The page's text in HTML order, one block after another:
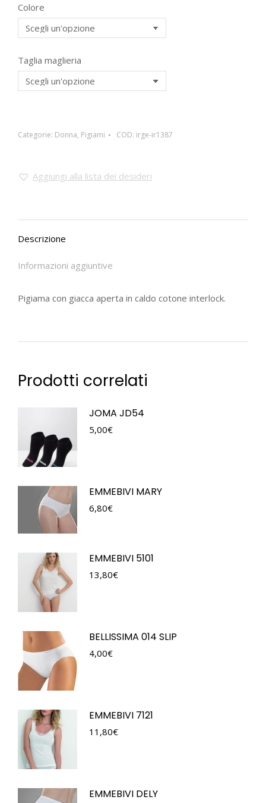
Colore
Taglia maglieria
Categorie: Donna, Pigiami COD: irge-ir1387
Aggiungi alla lista dei desideri
Descrizione
Informazioni aggiuntive
Pigiama con giacca aperta in caldo cotone interlock.
Prodotti correlati
JOMA JD54
5,00€
EMMEBIVI MARY
6,80€
EMMEBIVI 5101
13,80€
BELLISSIMA 014 SLIP
4,00€
EMMEBIVI 7121
11,80€
EMMEBIVI DELY